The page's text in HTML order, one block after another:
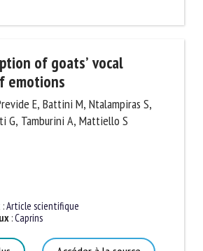
of goats’ vocal
emotions
E, Battini M, Ntalampiras S,
G, Tamburini A, Mattiello S
:Article scientifique
:Caprins